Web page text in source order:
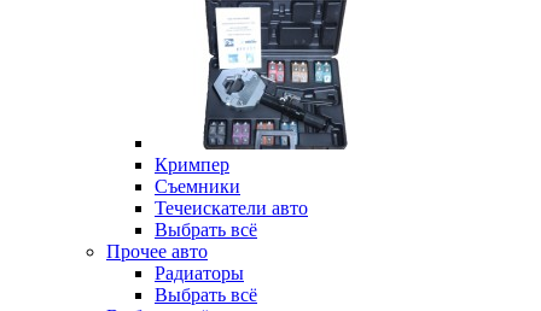
Кримпер
Съемники
Течеискатели авто
Выбрать всё
Прочее авто
Радиаторы
Выбрать всё